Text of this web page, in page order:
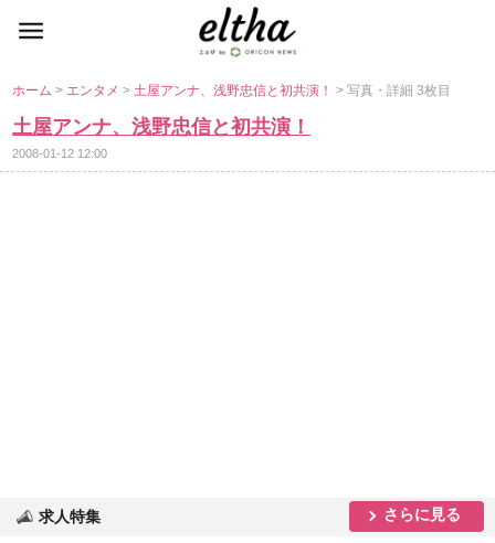
ホーム> エンタメ>土屋アンナ、浅野忠信と初共演！> 写真・詳細 3枚目
土屋アンナ、浅野忠信と初共演！
2008-01-12 12:00
求人特集 さらに見る